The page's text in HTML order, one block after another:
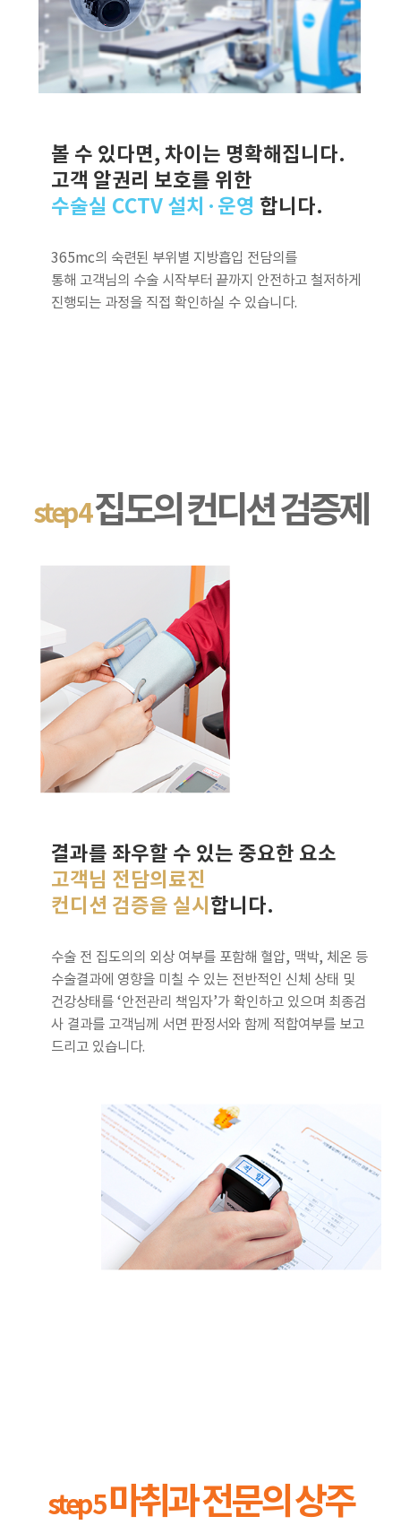
볼 수 있다면, 차이는 명확해집니다.
고객 알권리 보호를 위한
수술실 CCTV 설치·운영 합니다.
365mc의 숙련된 부위별 지방흡입 전담의를
통해 고객님의 수술 시작부터 끝까지 안전하고 철저하게
진행되는 과정을 직접 확인하실 수 있습니다.
step 4집도의 컨디션 검증제
결과를 좌우할 수 있는 중요한 요소
고객님 전담의료진
컨디션 검증을 실시합니다.
수술 전 집도의의 외상 여부를 포함해 혈압, 맥박, 체온 등
수술결과에 영향을 미칠 수 있는 전반적인 신체 상태 및
건강상태를 ‘안전관리 책임자’가 확인하고 있으며 최종검
사 결과를 고객님께 서면 판정서와 함께 적합여부를 보고
드리고 있습니다.
step 5마취과 전문의 상주